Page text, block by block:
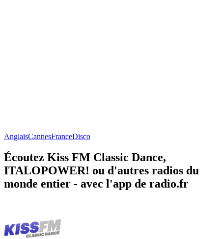
AnglaisCannesFranceDisco
Écoutez Kiss FM Classic Dance,
ITALOPOWER! ou d'autres radios du
monde entier - avec l'app de radio.fr